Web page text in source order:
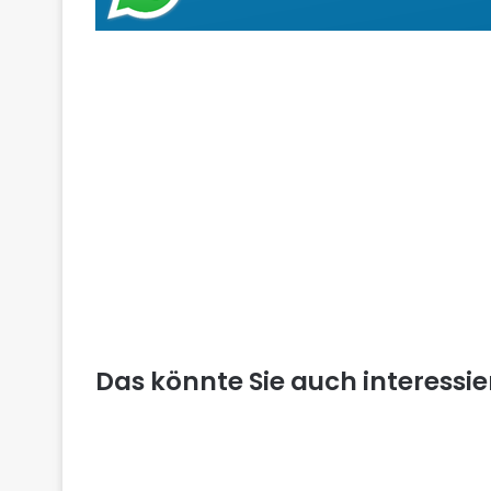
Das könnte Sie auch